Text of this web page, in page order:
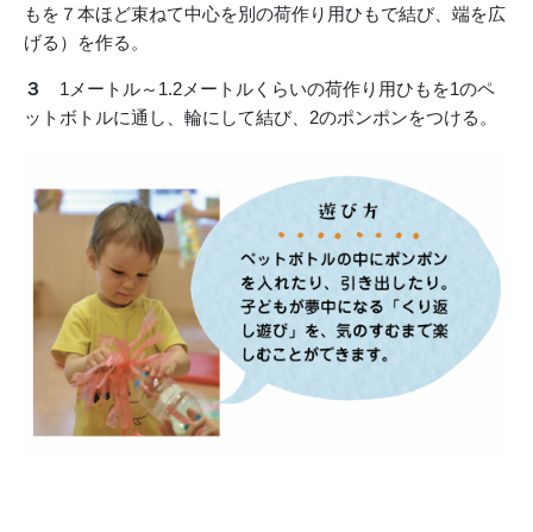
もを７本ほど束ねて中心を別の荷作り用ひもで結び、端を広
げる）を作る。
３
1メートル～1.2メートルくらいの荷作り用ひもを1のペ
ットボトルに通し、輪にして結び、2のポンポンをつける。